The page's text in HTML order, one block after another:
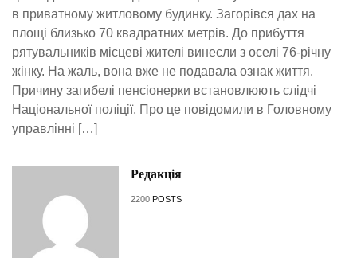
в приватному житловому будинку. Загорівся дах на
площі близько 70 квадратних метрів. До прибуття
рятувальників місцеві жителі винесли з оселі 76-річну
жінку. На жаль, вона вже не подавала ознак життя.
Причину загибелі пенсіонерки встановлюють слідчі
Національної поліції. Про це повідомили в Головному
управлінні […]
Редакція
2200 POSTS